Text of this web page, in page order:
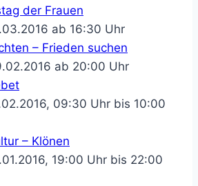
der Frauen
ab 16:30 Uhr
– Frieden suchen
ab 20:00 Uhr
09:30 Uhr bis 10:00
– Klönen
19:00 Uhr bis 22:00